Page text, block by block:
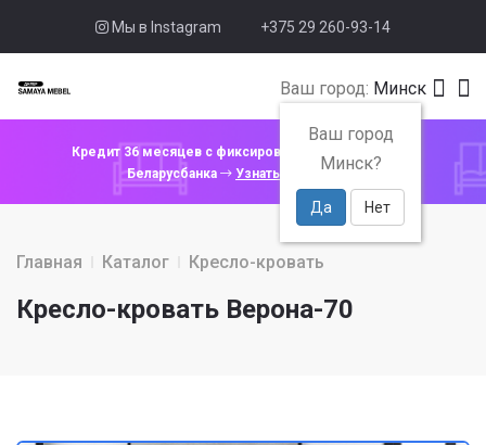
Мы в Instagram +375 29 260-93-14
Ваш город: Минск
Ваш город
Минск?
Да Нет
Кредит 36 месяцев с фиксированной ставкой 4% от
Беларусбанка
Узнать подробнее
Главная Каталог Кресло-кровать
Кресло-кровать Верона-70